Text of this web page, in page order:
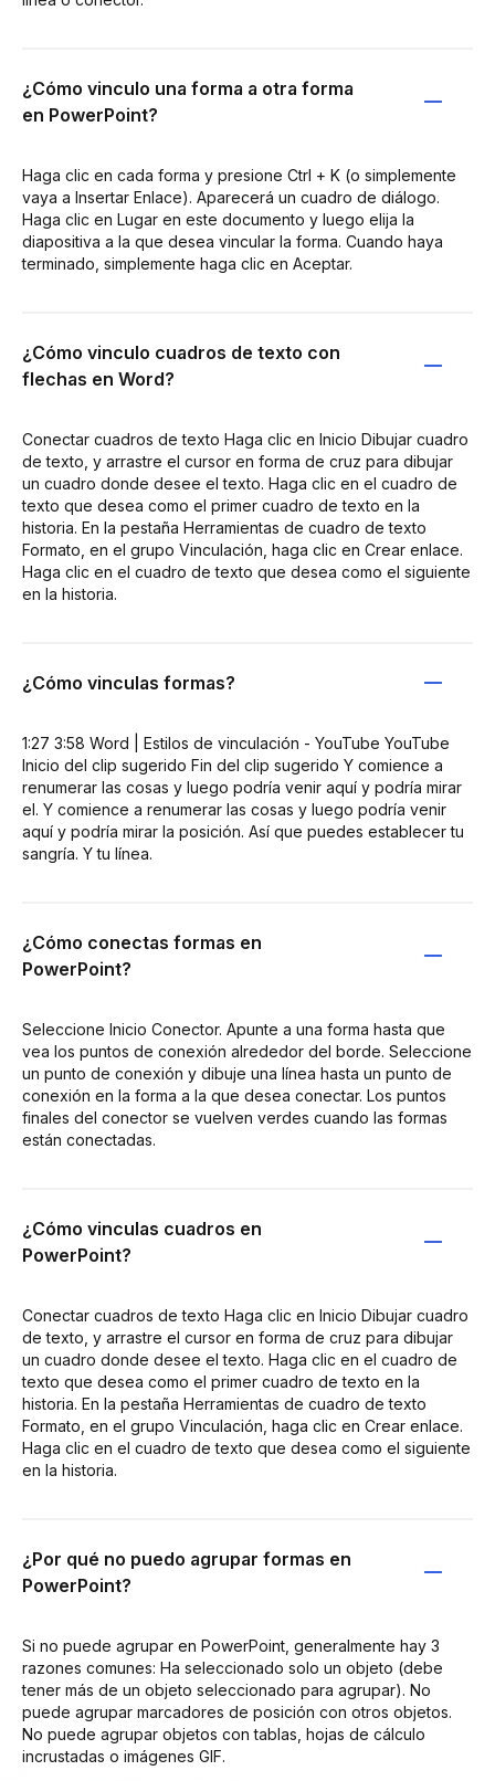
¿Cómo vinculo una forma a otra forma
en PowerPoint?
Haga clic en cada forma y presione Ctrl + K (o simplemente
vaya a Insertar Enlace). Aparecerá un cuadro de diálogo.
Haga clic en Lugar en este documento y luego elija la
diapositiva a la que desea vincular la forma. Cuando haya
terminado, simplemente haga clic en Aceptar.
¿Cómo vinculo cuadros de texto con
flechas en Word?
Conectar cuadros de texto Haga clic en Inicio Dibujar cuadro
de texto, y arrastre el cursor en forma de cruz para dibujar
un cuadro donde desee el texto. Haga clic en el cuadro de
texto que desea como el primer cuadro de texto en la
historia. En la pestaña Herramientas de cuadro de texto
Formato, en el grupo Vinculación, haga clic en Crear enlace.
Haga clic en el cuadro de texto que desea como el siguiente
en la historia.
¿Cómo vinculas formas?
1:27 3:58 Word | Estilos de vinculación - YouTube YouTube
Inicio del clip sugerido Fin del clip sugerido Y comience a
renumerar las cosas y luego podría venir aquí y podría mirar
el. Y comience a renumerar las cosas y luego podría venir
aquí y podría mirar la posición. Así que puedes establecer tu
sangría. Y tu línea.
¿Cómo conectas formas en
PowerPoint?
Seleccione Inicio Conector. Apunte a una forma hasta que
vea los puntos de conexión alrededor del borde. Seleccione
un punto de conexión y dibuje una línea hasta un punto de
conexión en la forma a la que desea conectar. Los puntos
finales del conector se vuelven verdes cuando las formas
están conectadas.
¿Cómo vinculas cuadros en
PowerPoint?
Conectar cuadros de texto Haga clic en Inicio Dibujar cuadro
de texto, y arrastre el cursor en forma de cruz para dibujar
un cuadro donde desee el texto. Haga clic en el cuadro de
texto que desea como el primer cuadro de texto en la
historia. En la pestaña Herramientas de cuadro de texto
Formato, en el grupo Vinculación, haga clic en Crear enlace.
Haga clic en el cuadro de texto que desea como el siguiente
en la historia.
¿Por qué no puedo agrupar formas en
PowerPoint?
Si no puede agrupar en PowerPoint, generalmente hay 3
razones comunes: Ha seleccionado solo un objeto (debe
tener más de un objeto seleccionado para agrupar). No
puede agrupar marcadores de posición con otros objetos.
No puede agrupar objetos con tablas, hojas de cálculo
incrustadas o imágenes GIF.